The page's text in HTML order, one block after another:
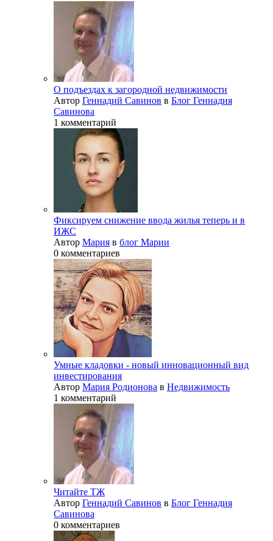
О подъездах к загородной недвижимости
Автор Геннадий Савинов в Блог Геннадия
Савинова
1 комментарий
Фиксируем снижение ввода жилья теперь и в
ИЖС
Автор Мария в блог Марии
0 комментариев
Умные кладовки - новый инновационный вид
инвестирования
Автор Мария Родионова в Недвижимость
1 комментарий
Читайте ТЖ
Автор Геннадий Савинов в Блог Геннадия
Савинова
0 комментариев